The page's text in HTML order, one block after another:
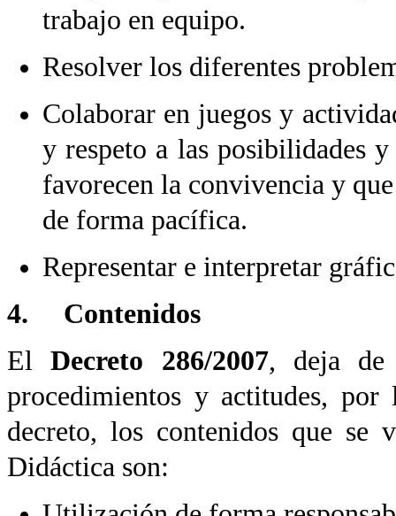
trabajo en equipo.
Resolver los diferentes
Colaborar en juegos y
y respeto a las posibilidades
favorecen la convivencia y
de forma pacífica.
Representar e interpretar
4. Contenidos
ElDecreto 286/2007, deja de
procedimientos y actitudes,
decreto, los contenidos que se
Didáctica son: